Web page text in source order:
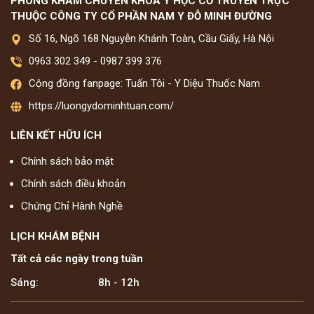
THUỘC CÔNG TY CỔ PHẦN NAM Y ĐỖ MINH ĐƯỜNG
Số 16, Ngõ 168 Nguyễn Khánh Toàn, Cầu Giấy, Hà Nội
0963 302 349 - 0987 399 376
Cộng đồng fanpage: Tuấn Tôi - Y Diệu Thuốc Nam
https://luongydominhtuan.com/
LIÊN KẾT HỮU ÍCH
Chính sách bảo mật
Chính sách điều khoản
Chứng Chỉ Hành Nghề
LỊCH KHÁM BỆNH
Tất cả các ngày trong tuần
Sáng:
8h - 12h